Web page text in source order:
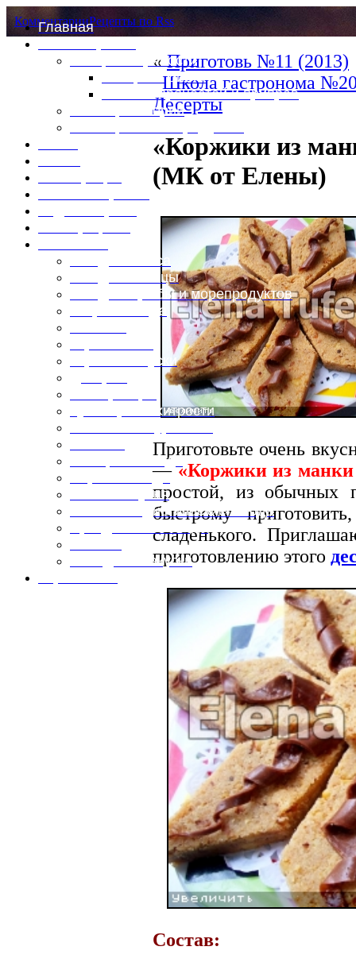
Главная
Специи и пряности
Специи и диета
Каталог пряностей и приправ
Таблица калорий
Блюда из мяса
Блюда из птицы
Блюда из рыбы и морепродуктов
Вторые блюда
Горячие закуски
Кулинарные хитрости
Овощные блюда
Первые блюда
Полевая кухня
Постные и диетические блюда
Праздничные блюда
Холодные закуски
КомментарииРецепты по Rss
«Приготовь №11 (2013)
Школа гастронома
Десерты
«Коржики из
(МК от Елены)
Приготовьте очень
—«Коржики из манки
простой, из обычных
быстрому
сладенького.
приготовлению этого
Состав: